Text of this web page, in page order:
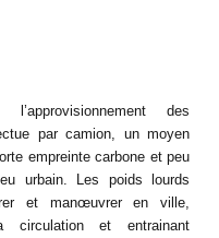
l’approvisionnement des
par camion, un moyen
empreinte carbone et peu
urbain. Les poids lourds
et manœuvrer en ville,
circulation et entrainant